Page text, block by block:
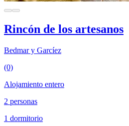
Rincón de los artesanos
Bedmar y Garcíez
(0)
Alojamiento entero
2 personas
1 dormitorio